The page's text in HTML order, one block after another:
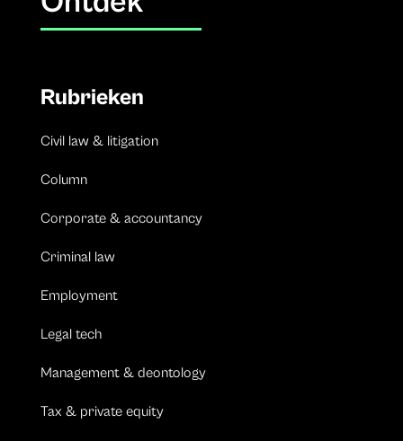
Rubrieken
Civil law & litigation
Column
Corporate & accountancy
Criminal law
Employment
Legal tech
Management & deontology
Tax & private equity